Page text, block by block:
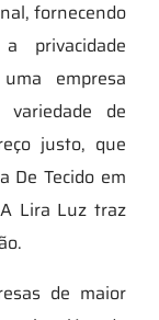
fornecendo
privacidade
empresa
variedade de
justo, que
De Tecido em
Lira Luz traz
de maior